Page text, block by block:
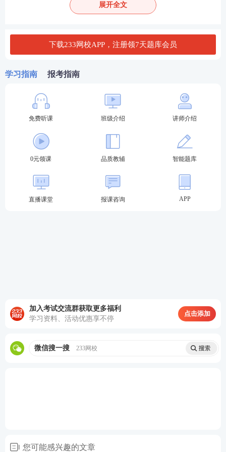
4轮复习体系 主客一体实力通关！
点击购买，取证不等待
第一轮复习：【
第二轮复习：【
刷题强化记忆
以题带点，
强化巩固考点，归纳总结每个考点出题方
式，掌握答题
技巧
第三轮复习：【
高频考点带背
集中攻克高
背诵的熟练度
第四轮复习：【主观题专项冲刺
考前1个
查询
】
资料免费下载 】
展开全文
下载233网校APP，注册领7天题库会员
学习指南 报考指南
免费听课 班级介绍 讲师介绍
0元领课 品质教辅 智能题库
直播课堂 报课咨询 APP
加入考试交流群获取更多福利
学习资料、活动优惠享不停
点击添加
微信搜一搜 233网校
您可能感兴趣的文章